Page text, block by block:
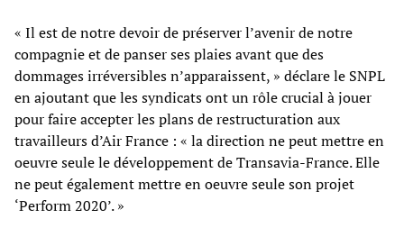
« Il est de notre devoir de préserver l’avenir de notre
compagnie et de panser ses plaies avant que des
dommages irréversibles n’apparaissent, » déclare le SNPL
en ajoutant que les syndicats ont un rôle crucial à jouer
pour faire accepter les plans de restructuration aux
travailleurs d’Air France : « la direction ne peut mettre en
oeuvre seule le développement de Transavia-France. Elle
ne peut également mettre en oeuvre seule son projet
‘Perform 2020’. »